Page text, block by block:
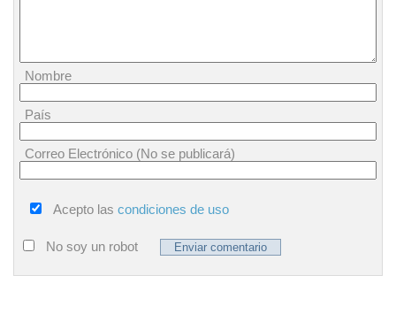
Nombre
País
Correo Electrónico (No se publicará)
Acepto las condiciones de uso
No soy un robot